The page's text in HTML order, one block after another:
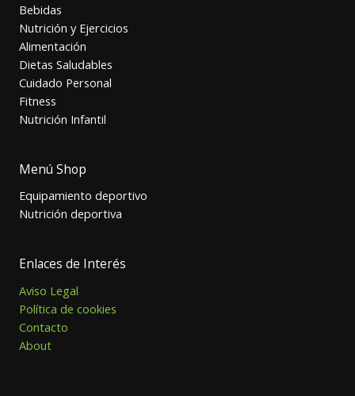
Bebidas
Nutrición y Ejercicios
Alimentación
Dietas Saludables
Cuidado Personal
Fitness
Nutrición Infantil
Menú Shop
Equipamiento deportivo
Nutrición deportiva
Enlaces de Interés
Aviso Legal
Política de cookies
Contacto
About